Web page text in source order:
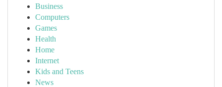
Business
Computers
Games
Health
Home
Internet
Kids and Teens
News